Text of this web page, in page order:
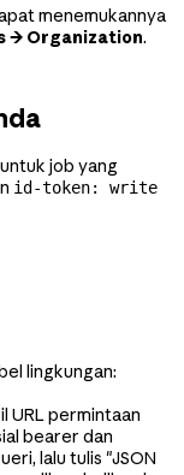
menemukannya
→ Organization.
job yang
id-token: write
lingkungan:
URL permintaan
bearer dan
lalu tulis "JSON